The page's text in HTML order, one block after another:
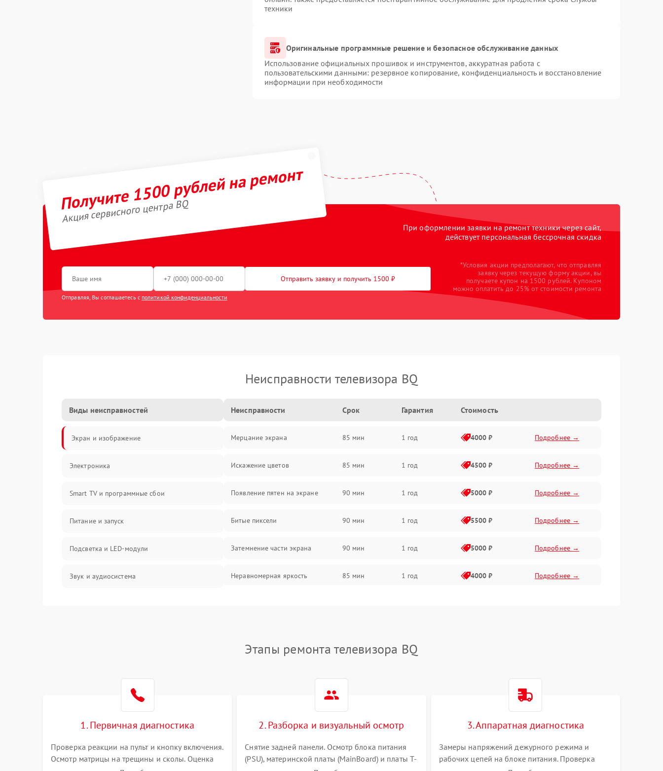
техники
Оригинальные программные решение и безопасное обслуживание данных
Использование официальных прошивок и инструментов, аккуратная работа с
пользовательскими данными: резервное копирование, конфиденциальность и восстановление
информации при необходимости
Получите 1500 рублей на ремонт
Акция сервисного центра BQ
При оформлении заявки на ремонт техники через сайт,
действует персональная бессрочная скидка
Отправить заявку и получить 1500 ₽
Отправляя, Вы соглашаетесь с политикой конфиденциальности
*Условия акции предполагают, что отправляя
заявку через текущую форму акции, вы
получаете купон на 1500 рублей. Купоном
можно оплатить до 25% от стоимости ремонта
Неисправности телевизора BQ
Виды неисправностей
Экран и изображение
Электроника
Smart TV и программные сбои
Питание и запуск
Подсветка и LED-модули
Звук и аудиосистема
Программное обеспечение
Корпус и механика
Неисправности Срок Гарантия Стоимость
Мерцание экрана 85 мин 1 год 4000 ₽ Подробнее →
Искажение цветов 85 мин 1 год 4500 ₽ Подробнее →
Появление пятен на экране 90 мин 1 год 5000 ₽ Подробнее →
Битые пиксели 90 мин 1 год 5500 ₽ Подробнее →
Затемнение части экрана 90 мин 1 год 5000 ₽ Подробнее →
Неравномерная яркость 85 мин 1 год 4000 ₽ Подробнее →
Этапы ремонта телевизора BQ
1. Первичная диагностика
Проверка реакции на пульт и кнопку включения.
Осмотр матрицы на трещины и сколы. Оценка
2. Разборка и визуальный осмотр
Снятие задней панели. Осмотр блока питания
(PSU), материнской платы (MainBoard) и платы T-
3. Аппаратная диагностика
Замеры напряжений дежурного режима и
рабочих цепей на блоке питания. Проверка